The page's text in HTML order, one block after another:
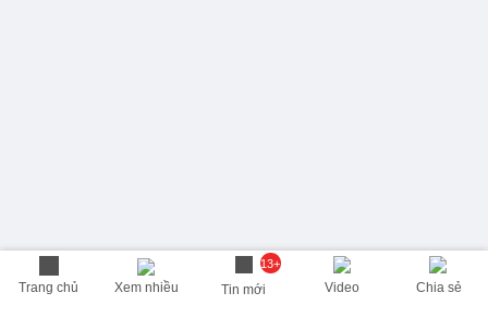
Trang chủ Xem nhiều
13+
Tin mới Video Chia sẻ